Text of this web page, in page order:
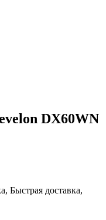
DX60WN
Быстрая доставка,